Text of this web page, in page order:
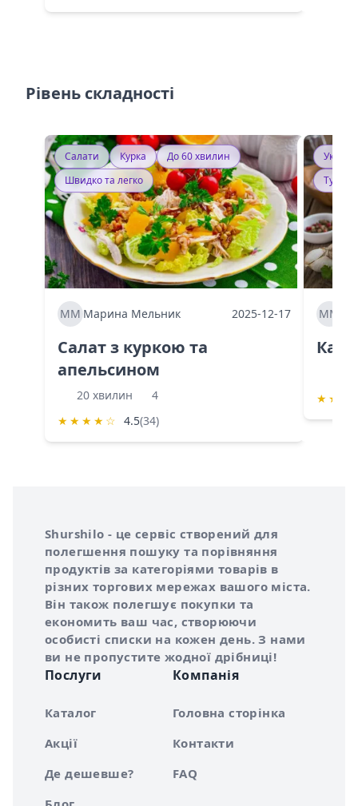
Рівень складності
Салати Курка
До 60 хвилин
Швидко та легко
ММ Марина Мельник 2025-12-17
Салат з куркою та
апельсином
20 хвилин
4
★ ★ ★ ★ ☆ 4.5(34)
ММ
★ ★
Про сервіс Shurshilo
Shurshilo - це сервіс створений для
полегшення пошуку та порівняння
продуктів за категоріями товарів в
різних торгових мережах вашого міста.
Він також полегшує покупки та
економить ваш час, створюючи
особисті списки на кожен день. З нами
ви не пропустите жодної дрібниці!
Послуги
Каталог
Акції
Де дешевше?
Компанія
Головна сторінка
Контакти
FAQ